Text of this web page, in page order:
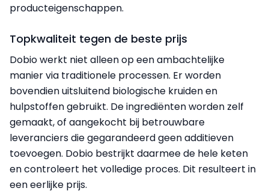
producteigenschappen.
Topkwaliteit tegen de beste prijs
Dobio werkt niet alleen op een ambachtelijke
manier via traditionele processen. Er worden
bovendien uitsluitend biologische kruiden en
hulpstoffen gebruikt. De ingrediënten worden zelf
gemaakt, of aangekocht bij betrouwbare
leveranciers die gegarandeerd geen additieven
toevoegen. Dobio bestrijkt daarmee de hele keten
en controleert het volledige proces. Dit resulteert in
een eerlijke prijs.